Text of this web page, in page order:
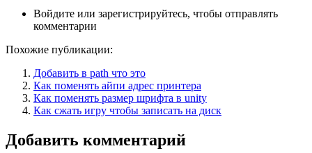
Войдите или зарегистрируйтесь, чтобы отправлять
комментарии
Похожие публикации:
Добавить в path что это
Как поменять айпи адрес принтера
Как поменять размер шрифта в unity
Как сжать игру чтобы записать на диск
Добавить комментарий